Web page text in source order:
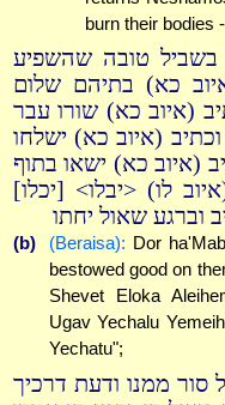
burn their bodies
טובה שהשפיע
כא) בתיהם שלום
(איוב כא) שורו עבר
(איוב כא) ישלחו
(איוב כא) ישאו בתוף
לו) <יבלו> [יכלו]
וברגע שאול יחתו
(b) (Beraisa): Dor
bestowed good on
Shevet Eloka
Ugav Yechalu
Yechatu";
ממנו ודעת דרכיך